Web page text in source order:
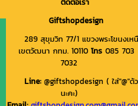
Giftshopdesign
289 สุขุมวิท 77/1 แขวงพระโขนงเห
เขตวัฒนา กทม. 10110โทร085 703
7032
Line: @giftshopdesign ( ใส่"@"ด้
นะคะ)